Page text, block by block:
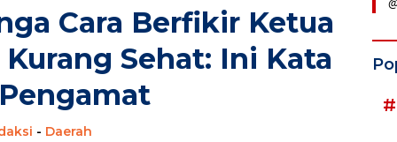
Cara Berfikir Ketua
Sehat: Ini Kata
- Daerah